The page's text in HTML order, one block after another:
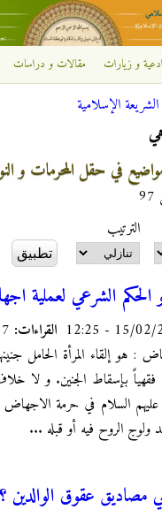
تجاوز إلى المحتوى الرئيسي
ادعية و زيارات مقالات و دراسات
الشريعة الإسلامية
في حقل المحرمات و
‏الترتيب ‏
الحكم الشرعي لعملية
15/02/ القراءات:
: هو إلقاء المرأة الحامل
بإسقاط الجنين. و لا
عليهم السلام في حرمة
ولوج الروح فيه أو قبله ...
مصاديق عقوق الوالدين ؟